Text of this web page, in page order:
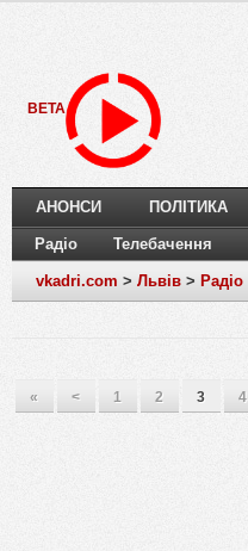
BETA
АНОНСИ ПОЛІТИКА
Радіо Телебачення
vkadri.com > Львів > Радіо
« < 1 2 3 4